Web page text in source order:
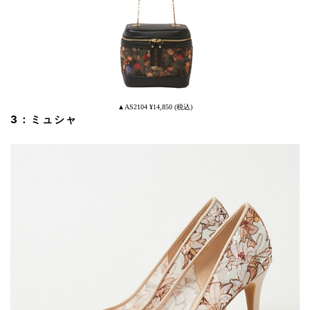
▲AS2104 ¥14,850 (税込)
3：ミュシャ